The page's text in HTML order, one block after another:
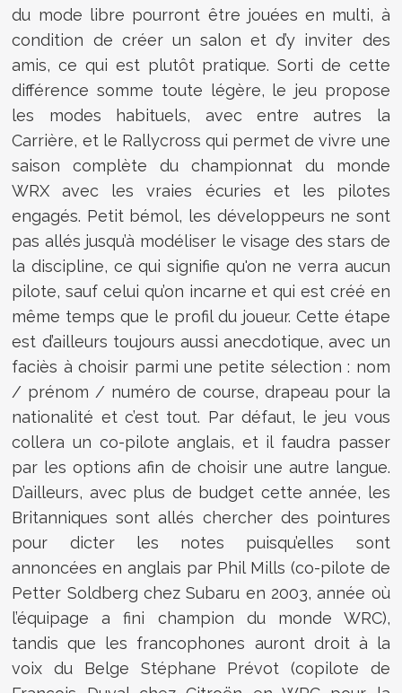
du mode libre pourront être jouées en multi, à
condition de créer un salon et d’y inviter des
amis, ce qui est plutôt pratique. Sorti de cette
différence somme toute légère, le jeu propose
les modes habituels, avec entre autres la
Carrière, et le Rallycross qui permet de vivre une
saison complète du championnat du monde
WRX avec les vraies écuries et les pilotes
engagés. Petit bémol, les développeurs ne sont
pas allés jusqu’à modéliser le visage des stars de
la discipline, ce qui signifie qu'on ne verra aucun
pilote, sauf celui qu’on incarne et qui est créé en
même temps que le profil du joueur. Cette étape
est d’ailleurs toujours aussi anecdotique, avec un
faciès à choisir parmi une petite sélection : nom
/ prénom / numéro de course, drapeau pour la
nationalité et c’est tout. Par défaut, le jeu vous
collera un co-pilote anglais, et il faudra passer
par les options afin de choisir une autre langue.
D’ailleurs, avec plus de budget cette année, les
Britanniques sont allés chercher des pointures
pour dicter les notes puisqu’elles sont
annoncées en anglais par Phil Mills (co-pilote de
Petter Soldberg chez Subaru en 2003, année où
l’équipage a fini champion du monde WRC),
tandis que les francophones auront droit à la
voix du Belge Stéphane Prévot (copilote de